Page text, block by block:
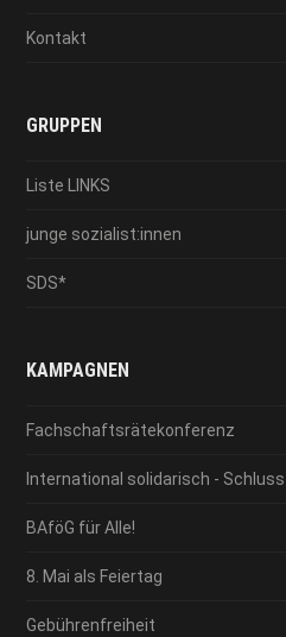
Kontakt
GRUPPEN
Liste LINKS
junge sozialist:innen
SDS*
KAMPAGNEN
Fachschaftsrätekonferenz
International solidarisch -
BAföG für Alle!
8. Mai als Feiertag
Gebührenfreiheit